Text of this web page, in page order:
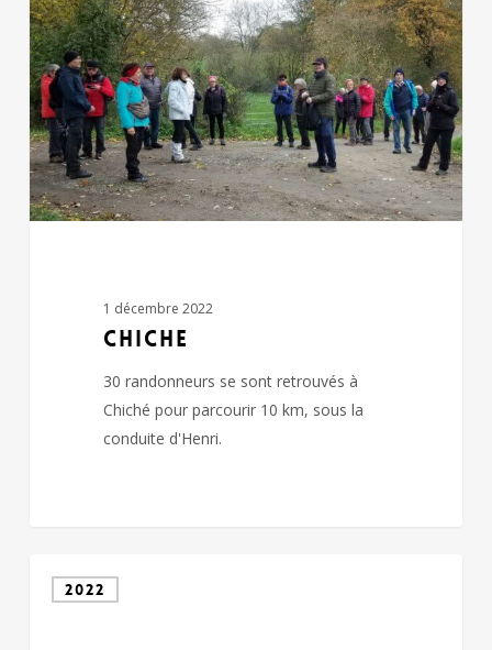
1 décembre 2022
CHICHE
30 randonneurs se sont retrouvés à
Chiché pour parcourir 10 km, sous la
conduite d'Henri.
L’ABBESSE
2022